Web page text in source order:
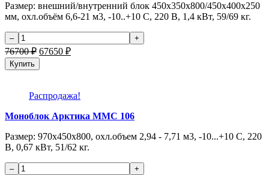
Размер: внешний/внутренний блок 450х350х800/450х400х250
мм, охл.объём 6,6-21 м3, -10..+10 C, 220 В, 1,4 кВт, 59/69 кг.
76700₽ 67650 ₽
Купить
Распродажа!
Моноблок Арктика MMC 106
Размер: 970х450х800, охл.объем 2,94 - 7,71 м3, -10...+10 С, 220
В, 0,67 кВт, 51/62 кг.